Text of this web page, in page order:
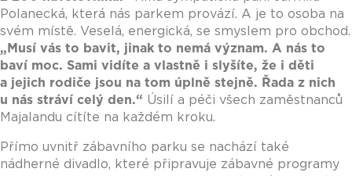
Polanecká, která nás parkem provází. A je to osoba na
svém místě. Veselá, energická, se smyslem pro obchod.
„Musí vás to bavit, jinak to nemá význam. A nás to
baví moc. Sami vidíte a vlastně i slyšíte, že i děti
a jejich rodiče jsou na tom úplně stejně. Řada z nich
u nás stráví celý den.“ Úsilí a péči všech zaměstnanců
Majalandu cítíte na každém kroku.
Přímo uvnitř zábavního parku se nachází také
nádherné divadlo, které připravuje zábavné programy